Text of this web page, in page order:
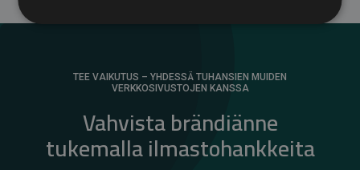
TEE VAIKUTUS – YHDESSÄ TUHANSIEN MUIDEN
VERKKOSIVUSTOJEN KANSSA
Vahvista brändiänne
tukemalla ilmastohankkeita